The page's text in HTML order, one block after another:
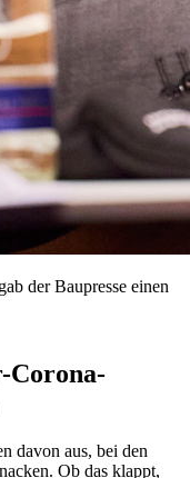
der Baupresse einen
Corona-
davon aus, bei den
Ob das klappt,